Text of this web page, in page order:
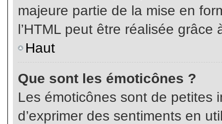
majeure partie de la mise en
l’HTML peut être réalisée grâce
Haut
Que sont les émoticônes ?
Les émoticônes sont de petites
d’exprimer des sentiments en